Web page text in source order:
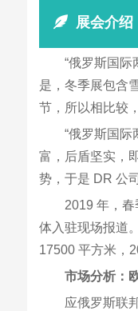
展会介绍
“俄罗斯国
是，冬季展包含
节，所以相比较
“俄罗斯国
富，后盾坚实，
势，于是 DR 公
2019 年，
体入驻现场报道
17500 平方米，
市场分析：
应俄罗斯联